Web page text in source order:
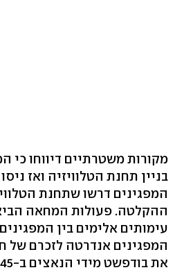
מקורות משטרתיים דיווחו כי
בניין תחנת הטלוויזיה ואז
המפגינים דרשו שתחנת
ההקלטה. פעולות המחאה
עימותים אלימים בין
המפגינים אנדרטה לזכרם של
את בודפשט מידי הנאצים ב-1945.